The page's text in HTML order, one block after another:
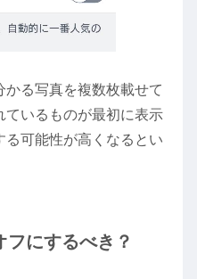
る写真を複数枚載せて
ているものが最初に表示
る可能性が高くなるとい
フにするべき？